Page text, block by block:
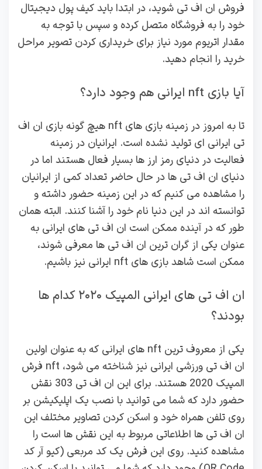
فروش ان اف تی شوید، در ابتدا باید کیف پول دیجیتال
خود را به فروشگاه متصل کرده و سپس با توجه به
مقدار اتریوم مورد نیاز برای خریداری کردن تصویر مراحل
خرید را انجام دهید.
آیا بازی nft ایرانی هم وجود دارد؟
تا به امروز در زمینه بازی های nft هیچ گونه بازی ان اف
تی ایرانی ای تولید نشده است. ایرانیان در زمینه
فعالیت در دنیای رمز ارز ها بسیار فعال هستند اما در
دنیای ان اف تی ها در حال حاضر تعداد کمی از ایرانیان
را مشاهده می کنیم که در این زمینه حضور داشته و
توانسته اند در این دنیا نام خود را آشنا کنند. البته همان
طور که در آینده ممکن است ان اف تی های ایرانی به
عنوان یکی از گران ترین ان اف تی ها معرفی شوند،
ممکن است شاهد بازی های nft ایرانی نیز باشیم.
ان اف تی های ایرانی المپیک ۲۰۲۰ کدام ها
بودند؟
یکی از معروف ترین nft های ایرانی که به عنوان اولین
ان اف تی ورزشی ایرانی نیز شناخته می شود، nft فرش
المپیک 2020 هستند. برای این ان اف تی 303 نقش
حضور دارد که شما می توانید با نصب یک اپلیکیشن بر
روی تلفن همراه خود و اسکن کردن تصاویر مختلف این
ان اف تی ها اطلاعاتی مربوط به این نقش ها است را
مشاهده کنید. روی این فرش یک کد مربعی (کیو آر کد